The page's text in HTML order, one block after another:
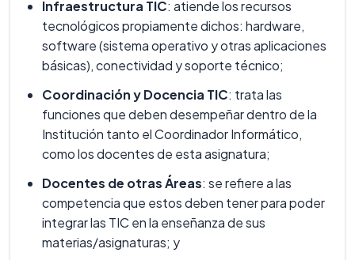
Infraestructura TIC: atiende los recursos
tecnológicos propiamente dichos: hardware,
software (sistema operativo y otras aplicaciones
básicas), conectividad y soporte técnico;
Coordinación y Docencia TIC: trata las
funciones que deben desempeñar dentro de la
Institución tanto el Coordinador Informático,
como los docentes de esta asignatura;
Docentes de otras Áreas: se refiere a las
competencia que estos deben tener para poder
integrar las TIC en la enseñanza de sus
materias/asignaturas; y